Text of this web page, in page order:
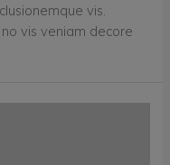
vis.
vis veniam decore